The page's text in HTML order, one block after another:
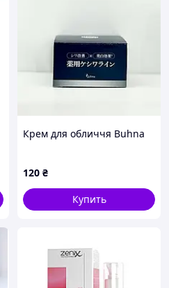
Крем для обличчя Buhna
120 ₴
Купить